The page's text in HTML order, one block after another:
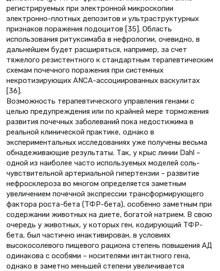
регистрируемых при электронной микроскопии
электронно-плотных депозитов и ультраструктурных
признаков поражения подоцитов [35]. Область
использования ритуксимаба в нефрологии, очевидно, в
дальнейшем будет расширяться, например, за счет
тяжелого резистентного к стандартным терапевтическим
схемам почечного поражения при системных
некротизирующих ANCA-ассоциированных васкулитах
[36].
Возможность терапевтического управления генами с
целью предупреждения или по крайней мере торможения
развития почечных заболеваний пока недостижима в
реальной клинической практике, однако в
экспериментальных исследованиях уже получены весьма
обнадеживающие результаты. Так, у крыс линии Dahl –
одной из наиболее часто используемых моделей соль-
чувствительной артериальной гипертензии – развитие
нефросклероза во многом определяется заметным
увеличением почечной экспрессии трансформирующего
фактора роста-бета (ТФР-бета), особенно заметным при
содержании животных на диете, богатой натрием. В свою
очередь у животных, у которых ген, кодирующий ТФР-
бета, был частично инактивирован, в условиях
высокосолевого пищевого рациона степень повышения АД
одинакова с особями – носителями интактного гена,
однако в заметно меньшей степени увеличивается